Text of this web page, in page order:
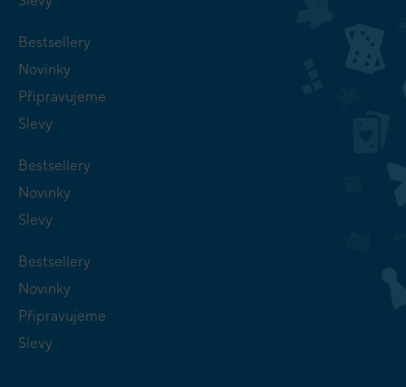
Bestsellery
Novinky
Připravujeme
Slevy
Bestsellery
Novinky
Slevy
Bestsellery
Novinky
Připravujeme
Slevy